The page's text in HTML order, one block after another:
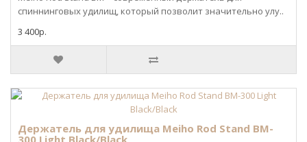
спиннинговых удилищ, который позволит значительно улу..
3 400р.
Держатель для удилища Meiho Rod Stand BM-